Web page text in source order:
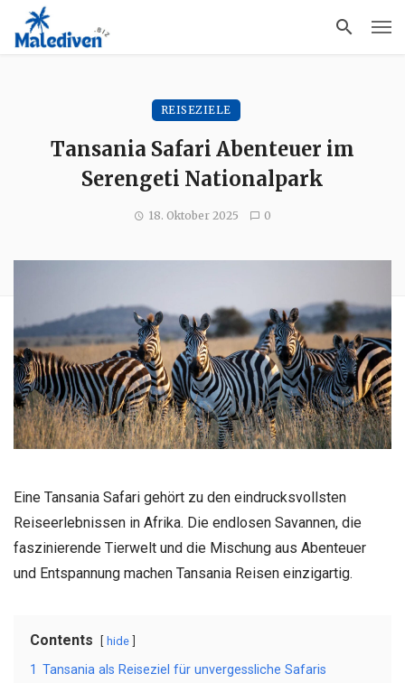
REISEZIELE
Tansania Safari Abenteuer im
Serengeti Nationalpark
18. Oktober 2025 0
Eine Tansania Safari gehört zu den eindrucksvollsten
Reiseerlebnissen in Afrika. Die endlosen Savannen, die
faszinierende Tierwelt und die Mischung aus Abenteuer
und Entspannung machen Tansania Reisen einzigartig.
Contents hide
1 Tansania als Reiseziel für unvergessliche Safaris